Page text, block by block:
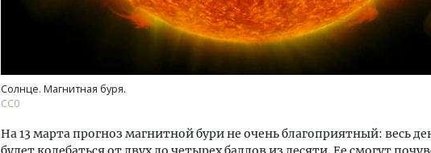
Солнце. Магнитная буря.
СС0
На 13 марта прогноз магнитной бури не очень благоприятный: весь
Смелость архитектурных идей.
Генеральный директор компании
ЗИАС — об эстетике городов,
СТРОИТЕЛЬСТВО
Архитектурный код
земли. Мощение
плитами становится